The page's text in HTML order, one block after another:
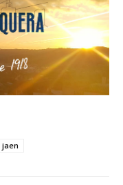
jaen